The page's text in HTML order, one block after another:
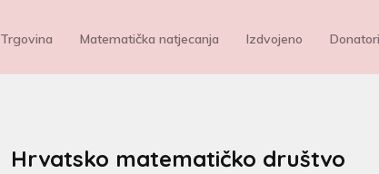
Trgovina Matematička natjecanja Izdvojeno Donatori
Hrvatsko matematičko društvo